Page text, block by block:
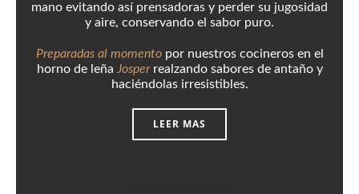
mano evitando así prensadoras y perder su jugosidad
y aire, conservando el sabor puro.
Preparadas al momento por nuestros cocineros en el
horno de leña Josper realzando sabores de antaño y
haciéndolas irresistibles.
LEER MAS